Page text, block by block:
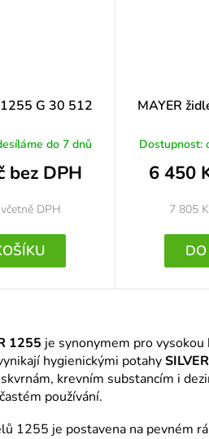
G 30 512
do 7 dnů
bez DPH
včetně DPH
MAYER
Dostupnost:
6 450
7 805
1255 je synonymem pro
hygienickými potahy
krevním substancím i
používání.
1255 je postavena na pevném